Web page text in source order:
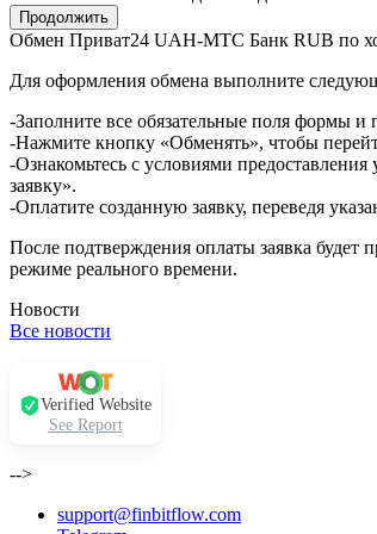
Обмен Приват24 UAH-МТС Банк RUB по
Для оформления обмена выполните
-Заполните все обязательные поля формы и
-Нажмите кнопку «Обменять», чтобы
-Ознакомьтесь с условиями
заявку».
-Оплатите созданную заявку, переведя
После подтверждения оплаты заявка будет
режиме реального времени.
Новости
Все новости
Verified Website
See Report
-->
support@finbitflow.com